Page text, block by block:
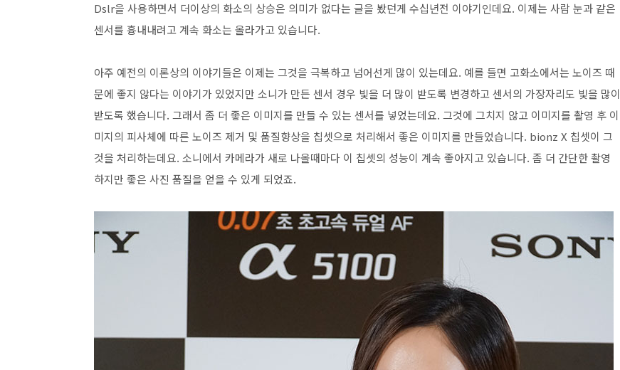
Dslr을 사용하면서 더이상의 화소의 상승은 의미가 없다는 글을 봤던게 수십년전 이야기인데요. 이제는 사람 눈과 같은
센서를 흉내내려고 계속 화소는 올라가고 있습니다.
아주 예전의 이론상의 이야기들은 이제는 그것을 극복하고 넘어선게 많이 있는데요. 예를 들면 고화소에서는 노이즈 때
문에 좋지 않다는 이야기가 있었지만 소니가 만든 센서 경우 빛을 더 많이 받도록 변경하고 센서의 가장자리도 빛을 많이
받도록 했습니다. 그래서 좀 더 좋은 이미지를 만들 수 있는 센서를 넣었는데요. 그것에 그치지 않고 이미지를 촬영 후 이
미지의 피사체에 따른 노이즈 제거 및 품질향상을 칩셋으로 처리해서 좋은 이미지를 만들었습니다. bionz X 칩셋이 그
것을 처리하는데요. 소니에서 카메라가 새로 나올때마다 이 칩셋의 성능이 계속 좋아지고 있습니다. 좀 더 간단한 촬영
하지만 좋은 사진 품질을 얻을 수 있게 되었죠.